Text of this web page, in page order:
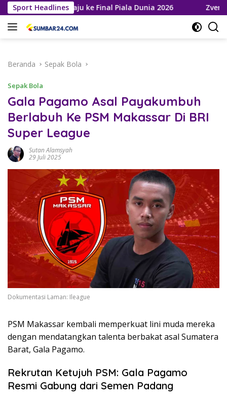
Langsung
ke
konten
Sport Headlines
Roja Melaju ke Final Piala Dunia 2026 Zverev Gagal
Beranda Sepak Bola
Sepak Bola
Gala Pagamo Asal Payakumbuh
Berlabuh Ke PSM Makassar Di BRI
Super League
Sutan Alamsyah
29 Juli 2025
Dokumentasi Laman: Ileague
PSM Makassar kembali memperkuat lini muda mereka
dengan mendatangkan talenta berbakat asal Sumatera
Barat, Gala Pagamo.
Rekrutan Ketujuh PSM: Gala Pagamo
Resmi Gabung dari Semen Padang